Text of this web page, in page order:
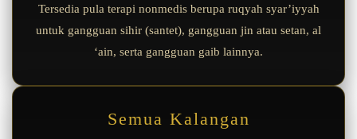
Tersedia pula terapi nonmedis berupa ruqyah syar’iyyah
untuk gangguan sihir (santet), gangguan jin atau setan, al
‘ain, serta gangguan gaib lainnya.
Semua Kalangan